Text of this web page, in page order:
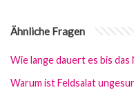
Ähnliche Fragen
Wie lange dauert es bis
Warum ist Feldsalat